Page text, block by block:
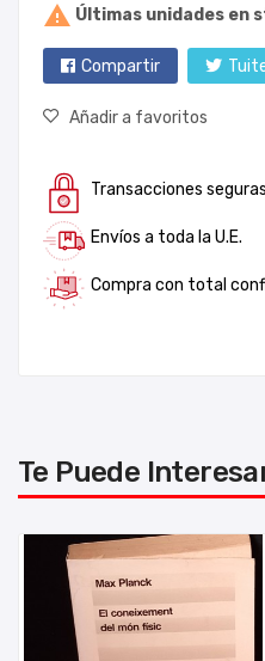
 Últimas unidades en
Compartir
Añadir a favoritos
Transacciones
Envíos a toda la U.E.
Compra con total
Te Puede